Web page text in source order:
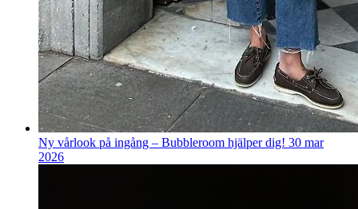
Ny vårlook på ingång – Bubbleroom hjälper dig! 30 mar
2026